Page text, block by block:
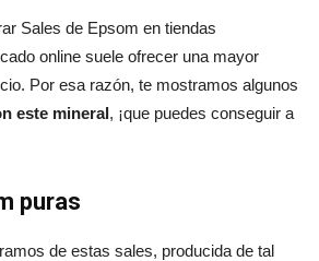
Sales de Epsom en tiendas
online suele ofrecer una mayor
Por esa razón, te mostramos algunos
este mineral, ¡que puedes conseguir a
puras
de estas sales, producida de tal